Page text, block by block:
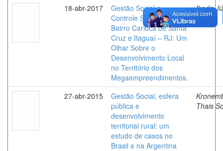
18-abr-2017
Gestão Social e
Controle Social no
Bairro Carioca de Santa
Cruz e Itaguaí – RJ: Um
Olhar Sobre o
Desenvolvimento Local
no Território dos
Megaempreendimentos.
Ikeda
Riyuzo
27-abr-2015
Gestão Social, esfera
pública e
desenvolvimento
territorial rural: um
estudo de casos no
Brasil e na Argentina
Thais